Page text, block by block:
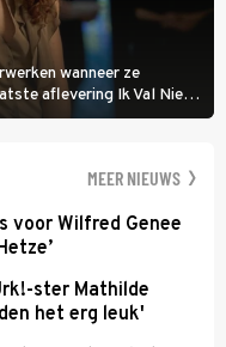
wanneer ze
aflevering Ik Val Niet,
is op te geven, zelfs als ze
MEER NIEUWS
voor Wilfred Genee
ster Mathilde
het erg leuk'